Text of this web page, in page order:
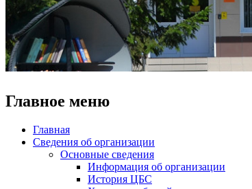
Главное меню
Главная
Сведения об организации
Основные сведения
Информация об организации
История ЦБС